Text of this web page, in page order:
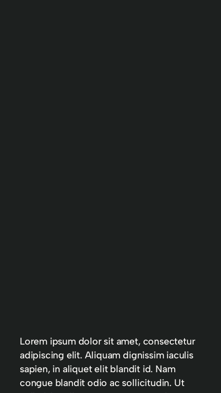
Lorem ipsum dolor sit amet, consectetur
adipiscing elit. Aliquam dignissim iaculis
sapien, in aliquet elit blandit id. Nam
congue blandit odio ac sollicitudin. Ut